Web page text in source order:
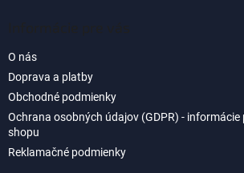
O nás
Doprava a platby
Obchodné podmienky
Ochrana osobných údajov (GDPR) - informácie
shopu
Reklamačné podmienky